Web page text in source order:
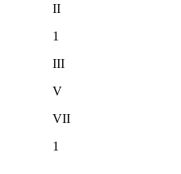
II
1
III
V
VII
1